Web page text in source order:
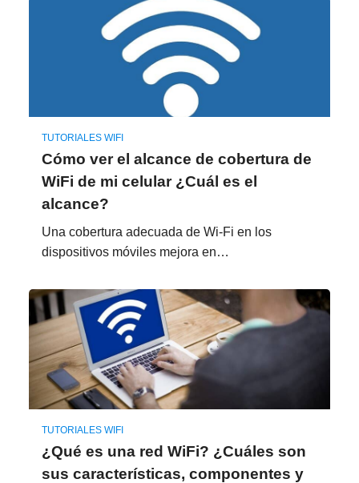
TUTORIALES WIFI
Cómo ver el alcance de cobertura de
WiFi de mi celular ¿Cuál es el
alcance?
Una cobertura adecuada de Wi-Fi en los
dispositivos móviles mejora en…
TUTORIALES WIFI
¿Qué es una red WiFi? ¿Cuáles son
sus características, componentes y